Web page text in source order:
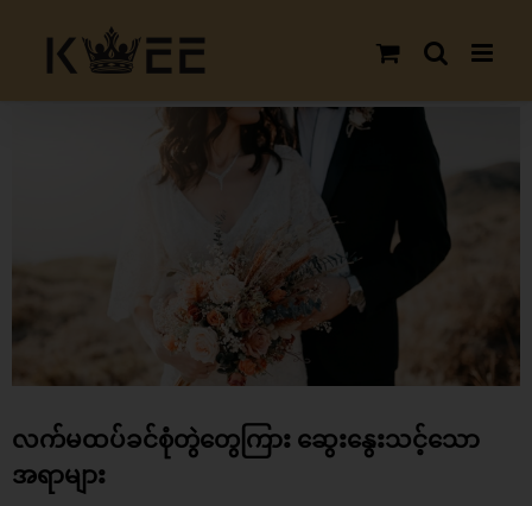
content
လက်မထပ်ခင်စုံတွဲတွေကြား ဆွေးနွေးသင့်သော
အရာများ